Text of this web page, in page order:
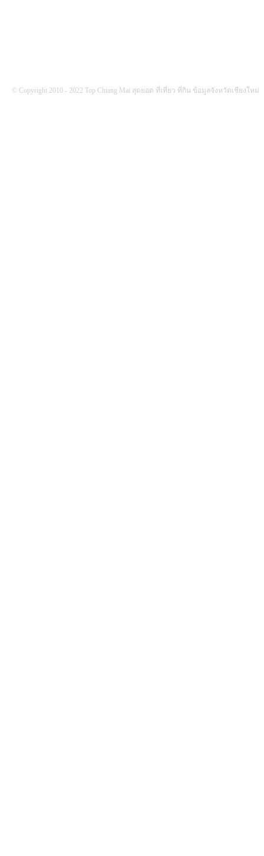
© Copyright 2010 - 2022 Top Chiang Mai สุดยอด ที่เที่ยว ที่กิน ข้อมูลจังหวัดเชียงใหม่